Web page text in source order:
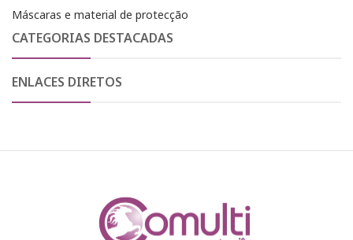
Máscaras e material de protecção
CATEGORIAS DESTACADAS
ENLACES DIRETOS